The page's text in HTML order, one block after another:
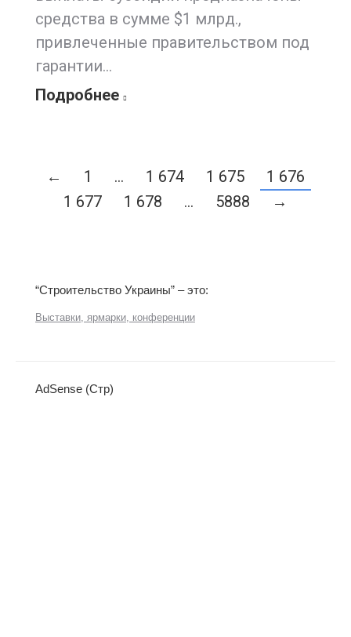
средства в сумме $1 млрд.,
привлеченные правительством под
гарантии…
Подробнее
← 1 … 1 674 1 675
1 676
1 677
1 678 … 5888 →
“Строительство Украины” – это:
Выставки, ярмарки, конференции
AdSense (Стр)